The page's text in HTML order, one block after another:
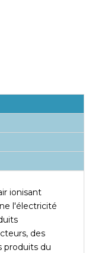
ionisant
l'électricité
des
produits du